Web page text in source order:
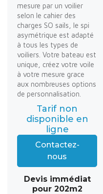
mesure par un voilier
selon le cahier des
charges SO sails, le spi
asymétrique est adapté
à tous les types de
voiliers. Votre bateau est
unique, créez votre voile
à votre mesure grace
aux nombreuses options
de personnalisation.
Tarif non
disponible en
ligne
Contactez-
nous
Devis immédiat
pour 202m2